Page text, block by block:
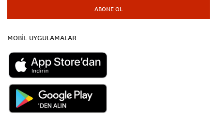
ABONE OL
MOBİL UYGULAMALAR